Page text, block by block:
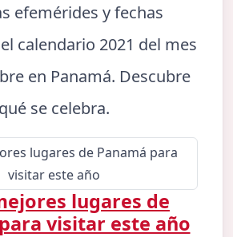
efemérides y fechas
calendario 2021 del mes
en Panamá. Descubre
qué se celebra.
lugares de
visitar este año